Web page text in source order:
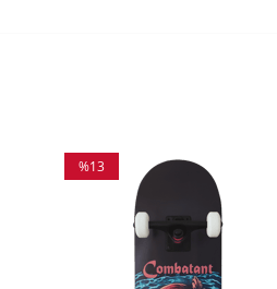
%13